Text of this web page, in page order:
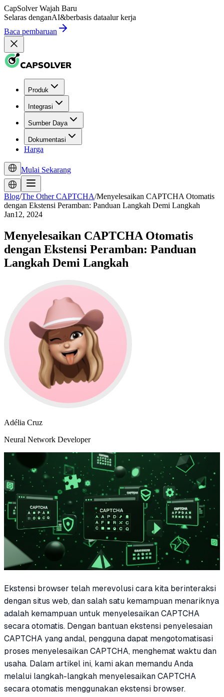
CapSolver Wajah Baru
Selaras denganAI&berbasis dataalur kerja
Baca pembaruan
Produk
Integrasi
Sumber Daya
Dokumentasi
Harga
Mulai Sekarang
Blog/The Other CAPTCHA/Menyelesaikan CAPTCHA Otomatis
dengan Ekstensi Peramban: Panduan Langkah Demi Langkah
Jan12, 2024
Menyelesaikan CAPTCHA Otomatis
dengan Ekstensi Peramban: Panduan
Langkah Demi Langkah
Adélia Cruz
Neural Network Developer
Ekstensi browser telah merevolusi cara kita berinteraksi
dengan situs web, dan salah satu kemampuan menariknya
adalah kemampuan untuk menyelesaikan CAPTCHA
secara otomatis. Dengan bantuan ekstensi penyelesaian
CAPTCHA yang andal, pengguna dapat mengotomatisasi
proses menyelesaikan CAPTCHA, menghemat waktu dan
usaha. Dalam artikel ini, kami akan memandu Anda
melalui langkah-langkah menyelesaikan CAPTCHA
secara otomatis menggunakan ekstensi browser.